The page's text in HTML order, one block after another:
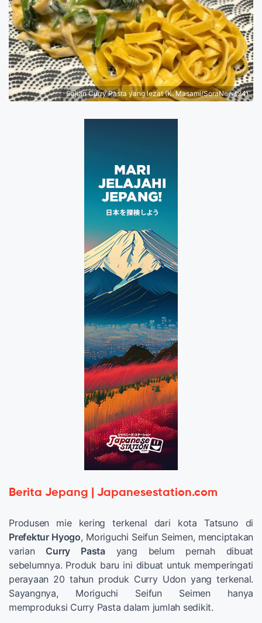
Sajian Curry Pasta yang lezat (K. Masami/SoraNews24)
Berita Jepang | Japanesestation.com
Produsen mie kering terkenal dari kota Tatsuno di
Prefektur Hyogo, Moriguchi Seifun Seimen, menciptakan
varian Curry Pastayang belum pernah dibuat
sebelumnya. Produk baru ini dibuat untuk memperingati
perayaan 20 tahun produk Curry Udon yang terkenal.
Sayangnya, Moriguchi Seifun Seimen hanya
memproduksi Curry Pasta dalam jumlah sedikit.